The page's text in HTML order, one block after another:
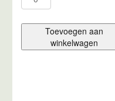
Fit
kussenToevoegen aan
winkelwagen